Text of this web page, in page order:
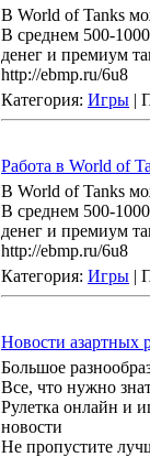
В World of Tanks
В среднем 500-
денег и премиум
http://ebmp.ru/6u8
Категория: Игры |
Работа в World of
В World of Tanks
В среднем 500-
денег и премиум
http://ebmp.ru/6u8
Категория: Игры |
Новости азартных
Большое
Все, что нужно
Рулетка онлайн и
новости
Не пропустите